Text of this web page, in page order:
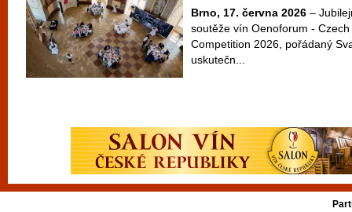
Brno, 17. června 2026 –
soutěže vín Oenoforum -
Competition 2026, pořádaný
uskutečn...